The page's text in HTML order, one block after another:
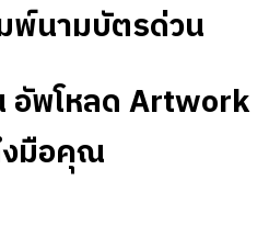
พ์นามบัตรด่วน
อัพโหลด Artwork
มือคุณ